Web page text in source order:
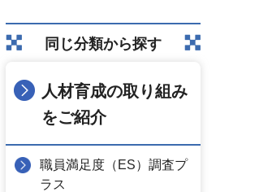
同じ分類から探す
人材育成の取り組み
をご紹介
職員満足度（ES）調査プ
ラス